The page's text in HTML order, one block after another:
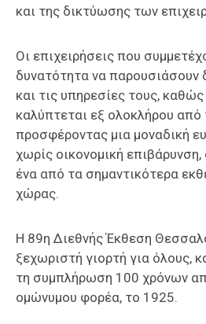
και της δικτύωσης των
Οι επιχειρήσεις που
δυνατότητα να παρουσιάσουν
και τις υπηρεσίες τους,
καλύπτεται εξ ολοκλήρου από
προσφέροντας μια μοναδική
χωρίς οικονομική
ένα από τα σημαντικότερα
χώρας.
Η 89η Διεθνής Έκθεση
ξεχωριστή γιορτή για όλους,
τη συμπλήρωση 100 χρόνων
ομώνυμου φορέα, το 1925.